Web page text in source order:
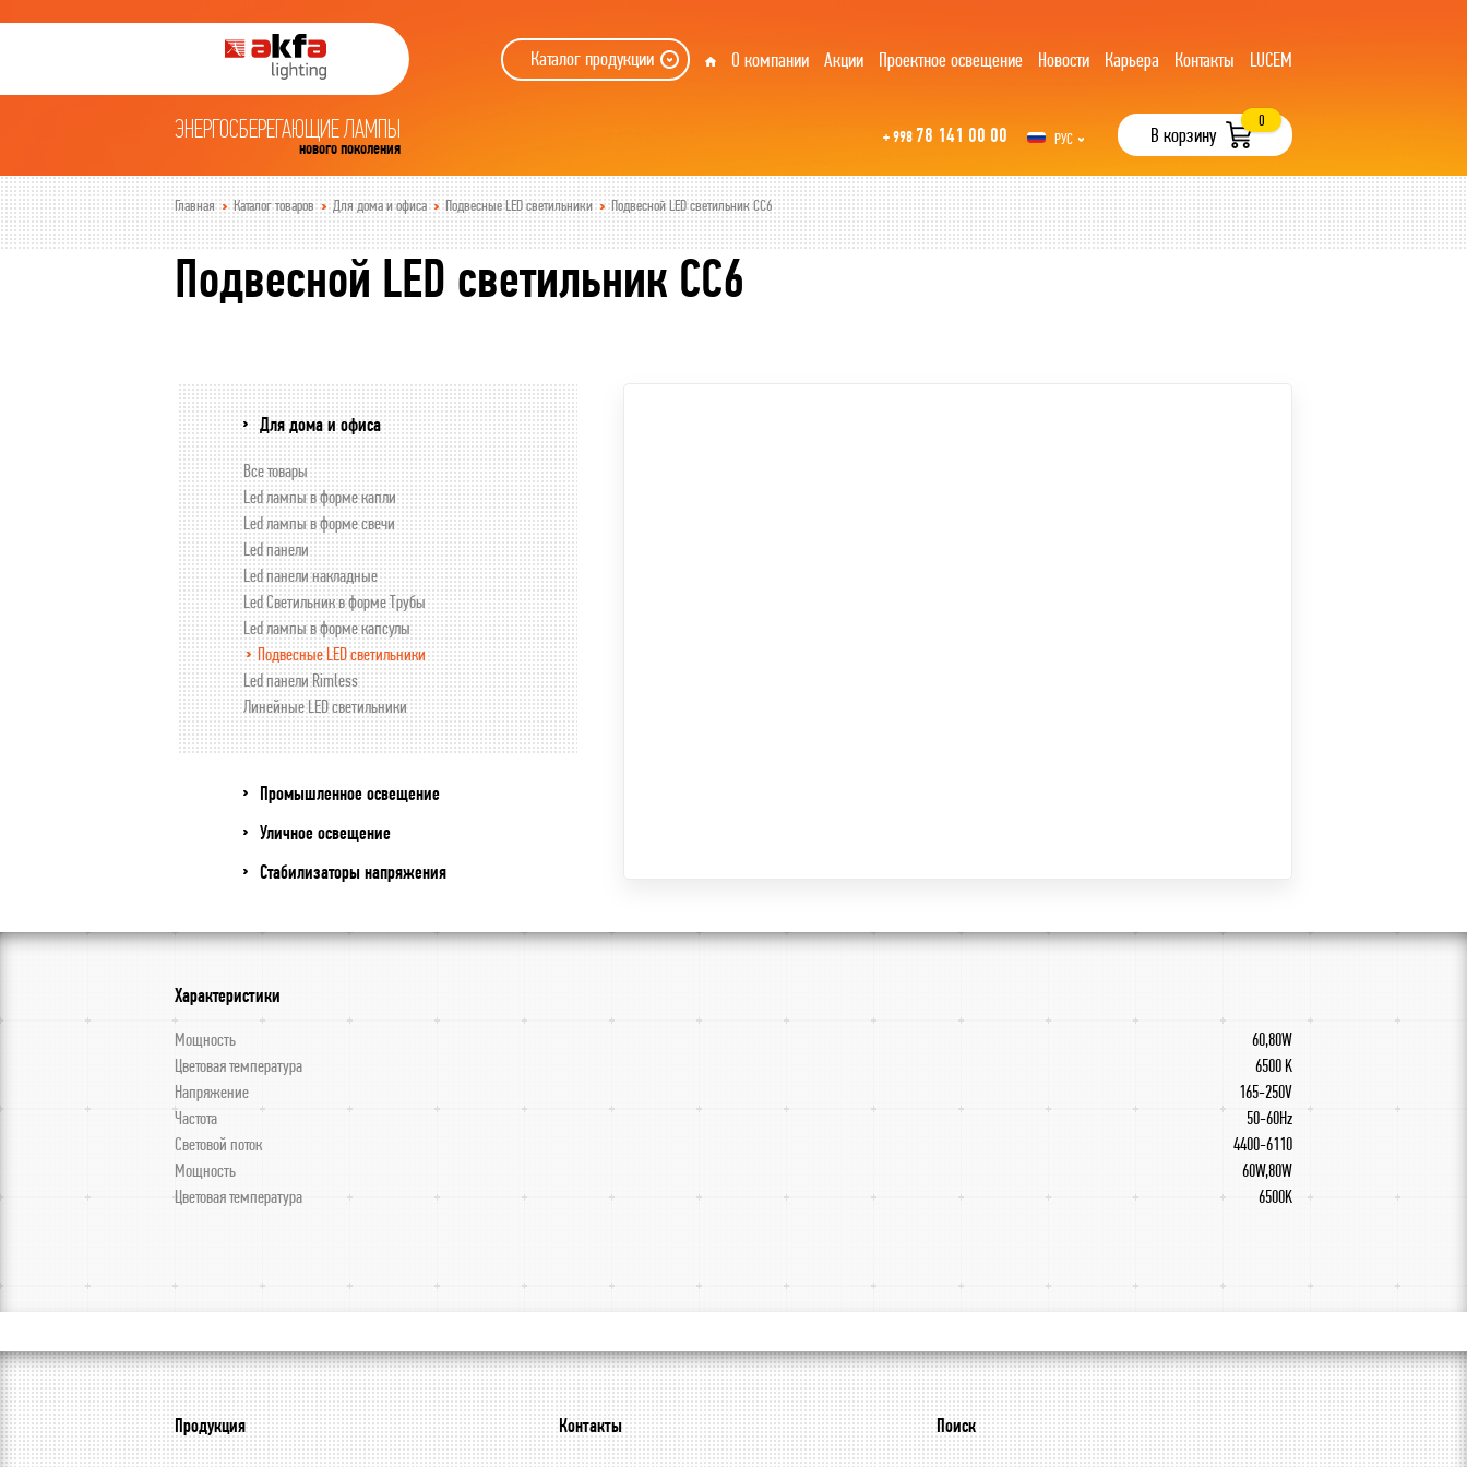
Каталог продукции О компании Акции Проектное освещение Новости Карьера Контакты LUCEM
ЭНЕРГОСБЕРЕГАЮЩИЕ ЛАМПЫ
нового поколения
+ 998 78 141 00 00
РУС
В корзину
0
Главная Каталог товаров Для дома и офиса Подвесные LED светильники Подвесной LED светильник СС6
Подвесной LED светильник СС6
Для дома и офиса
Все товары
Led лампы в форме капли
Led лампы в форме свечи
Led панели
Led панели накладные
Led Светильник в форме Трубы
Led лампы в форме капсулы
Подвесные LED светильники
Led панели Rimless
Линейные LED светильники
Промышленное освещение
Уличное освещение
Стабилизаторы напряжения
Характеристики
Мощность
60,80W
Цветовая температура
6500 K
Напряжение
165-250V
Частота
50-60Hz
Световой поток
4400-6110
Мощность
60W,80W
Цветовая температура
6500K
Продукция Контакты Поиск